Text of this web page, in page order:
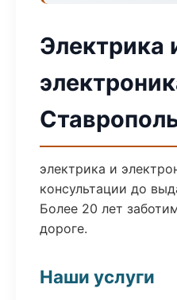
Электрика
электрика и
консультации до
Более 20 лет
дороге.
Наши услуги